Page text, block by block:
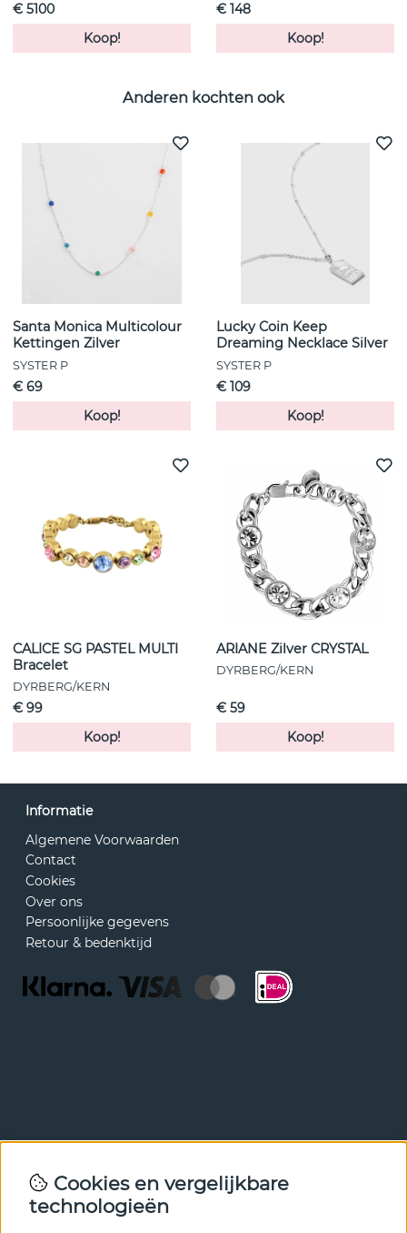
€ 5100
Koop!
€ 148
Koop!
Anderen kochten ook
Santa Monica Multicolour
Kettingen Zilver
SYSTER P
€ 69
Koop!
Lucky Coin Keep
Dreaming Necklace Silver
SYSTER P
€ 109
Koop!
CALICE SG PASTEL MULTI
Bracelet
DYRBERG/KERN
€ 99
Koop!
ARIANE Zilver CRYSTAL
DYRBERG/KERN
€ 59
Koop!
Informatie
Algemene Voorwaarden
Contact
Cookies
Over ons
Persoonlijke gegevens
Retour & bedenktijd
Met onze nieuwsbrief ben je als eerste op de hoogte van
nieuws en aanbiedingen. Meld je hieronder aan.
Cookies en vergelijkbare
technologieën